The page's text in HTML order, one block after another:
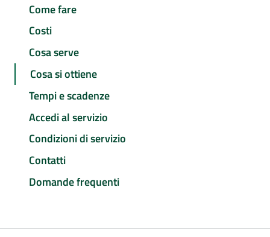
Come fare
Costi
Cosa serve
Cosa si ottiene
Tempi e scadenze
Accedi al servizio
Condizioni di servizio
Contatti
Domande frequenti